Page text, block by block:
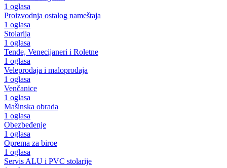
1 oglasa
Proizvodnja ostalog nameštaja
1 oglasa
Stolarija
1 oglasa
Tende, Venecijaneri i Roletne
1 oglasa
Veleprodaja i maloprodaja
1 oglasa
Venčanice
1 oglasa
Mašinska obrada
1 oglasa
Obezbeđenje
1 oglasa
Oprema za biroe
1 oglasa
Servis ALU i PVC stolarije